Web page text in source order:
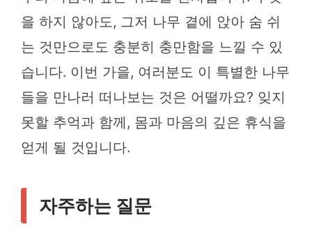
을 하지 않아도, 그저 나무 곁에 앉아 숨 쉬
는 것만으로도 충분히 충만함을 느낄 수 있
습니다. 이번 가을, 여러분도 이 특별한 나무
들을 만나러 떠나보는 것은 어떨까요? 잊지
못할 추억과 함께, 몸과 마음의 깊은 휴식을
얻게 될 것입니다.
자주하는 질문